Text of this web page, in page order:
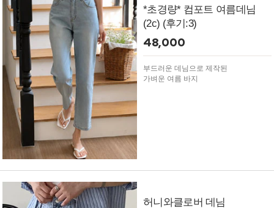
*초경량* 컴포트 여름데님
(2c) (후기:3)
48,000
부드러운 데님으로 제작된
가벼운 여름 바지
허니와클로버 데님